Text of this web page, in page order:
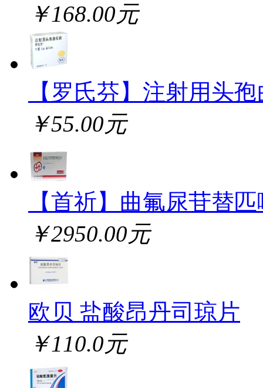
￥168.00元
【罗氏芬】注射用头
￥55.00元
【首祈】曲氟尿苷替
￥2950.00元
欧贝 盐酸昂丹司琼片
￥110.0元